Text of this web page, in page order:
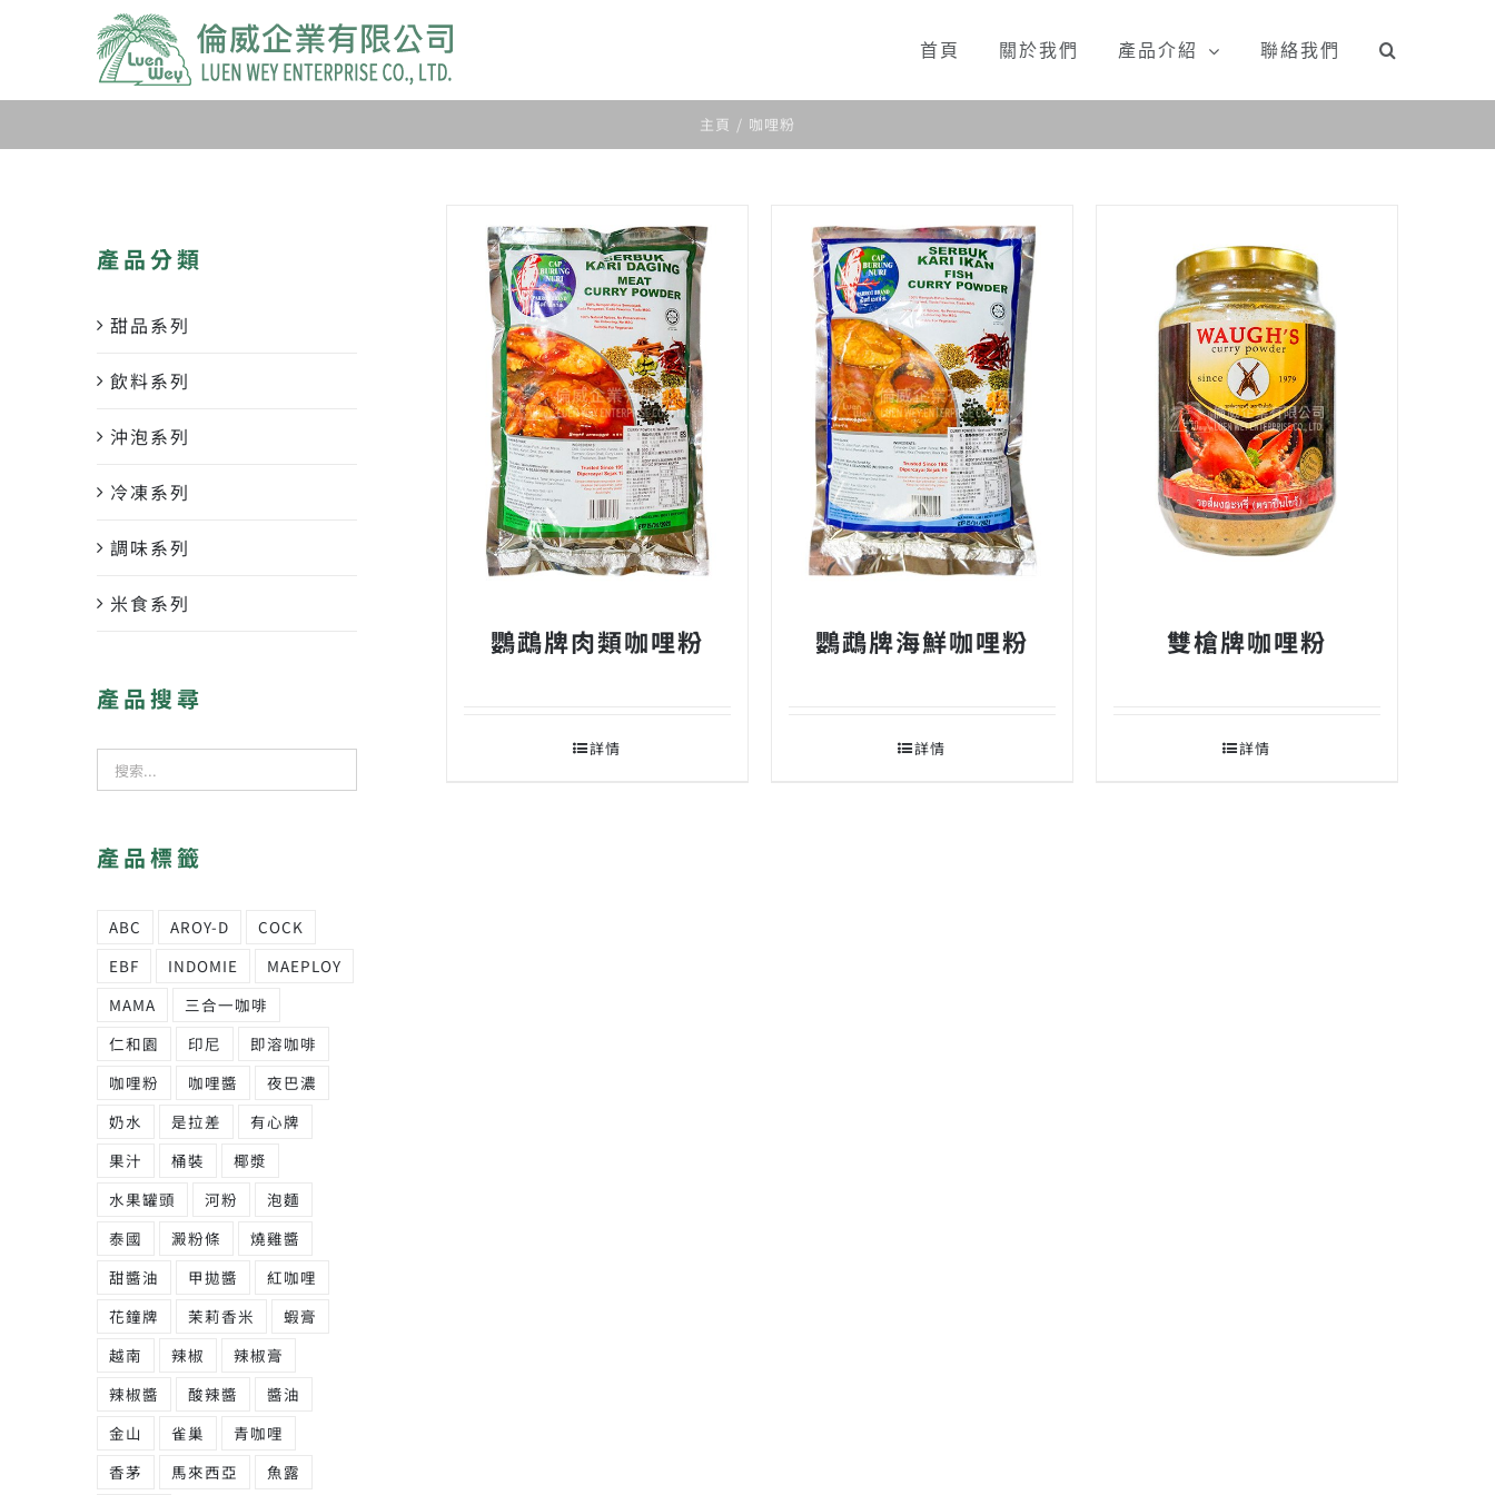
首頁 關於我們 產品介紹 聯絡我們
主頁 咖哩粉
鸚鵡牌肉類咖哩粉
詳情
鸚鵡牌海鮮咖哩粉
詳情
雙槍牌咖哩粉
詳情
產品分類
甜品系列
飲料系列
沖泡系列
冷凍系列
調味系列
米食系列
產品搜尋
產品標籤
ABC AROY-D
COCK
EBF
INDOMIE
MAEPLOY
MAMA
三合一咖啡
仁和園
印尼
即溶咖啡
咖哩粉
咖哩醬
夜巴濃
奶水
是拉差
有心牌
果汁
桶裝
椰漿
水果罐頭
河粉
泡麵
泰國
澱粉條
燒雞醬
甜醬油
甲拋醬
紅咖哩
花鐘牌
茉莉香米
蝦膏
越南
辣椒
辣椒膏
辣椒醬
酸辣醬
醬油
金山
雀巢
青咖哩
香茅
馬來西亞 魚露